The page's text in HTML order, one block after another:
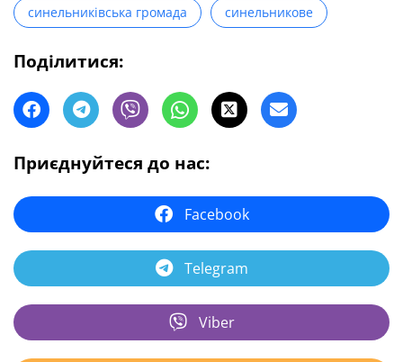
синельниківська громада синельникове
Поділитися:
Приєднуйтеся до нас:
Facebook
Telegram
Viber